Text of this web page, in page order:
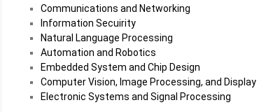
Communications and Networking
Information Secuirity
Natural Language Processing
Automation and Robotics
Embedded System and Chip Design
Computer Vision, Image Processing, and Display
Electronic Systems and Signal Processing